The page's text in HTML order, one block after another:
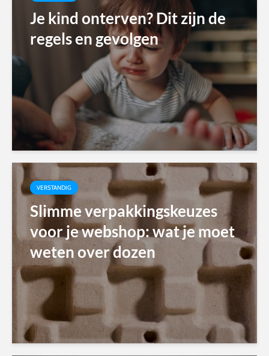
Je kind onterven? Dit zijn de
regels en gevolgen
VERSTANDIG
Slimme verpakkingskeuzes
voor je webshop: wat je moet
weten over dozen